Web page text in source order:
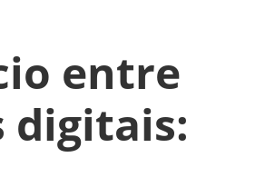
entre
digitais: